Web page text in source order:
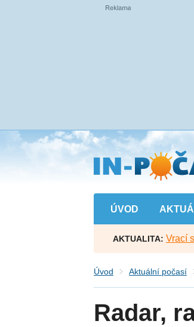
Přejít
na
hlavní
obsah
ÚVOD
AKTUALITA: Vrací
Úvod Aktuální počasí
Radar,